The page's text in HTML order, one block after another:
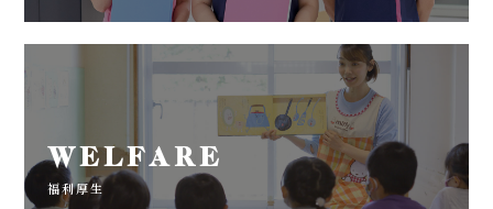
WELFARE
福利厚生